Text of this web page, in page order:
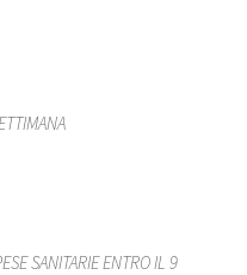
SANITARIE ENTRO IL 9